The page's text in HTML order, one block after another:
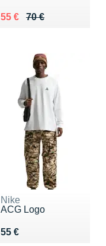
70 €
Au lieu de 70 €
55 €
Vendu 55 €
Nike
ACG Logo
55 €
Vendu 55 €